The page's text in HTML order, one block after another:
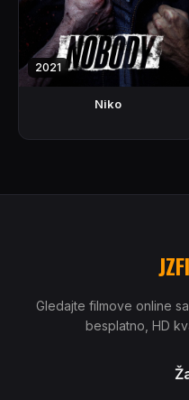
2021
Niko
Gledajte filmove online
besplatno, HD